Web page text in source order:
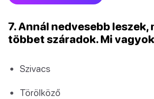
7. Annál nedvesebb leszek,
többet száradok. Mi
Szivacs
Törölköző